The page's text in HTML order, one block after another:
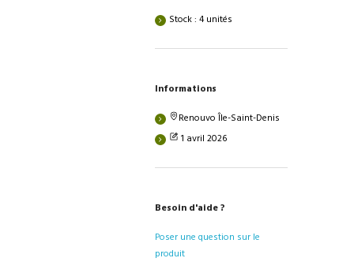
Stock : 4 unités
Informations
Renouvo Île-Saint-Denis
1 avril 2026
Besoin d'aide ?
Poser une question sur le
produit